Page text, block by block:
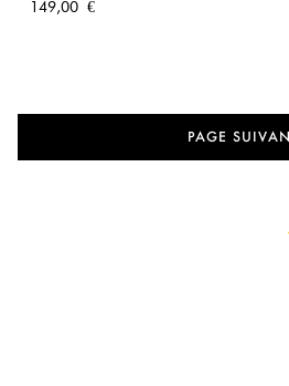
Prix
149,00 €
PAGE